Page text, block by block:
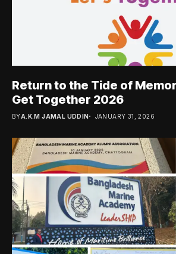
Return to the Tide of
Get Together 2026
BYA.K.M JAMAL UDDIN JANUARY 31, 2026